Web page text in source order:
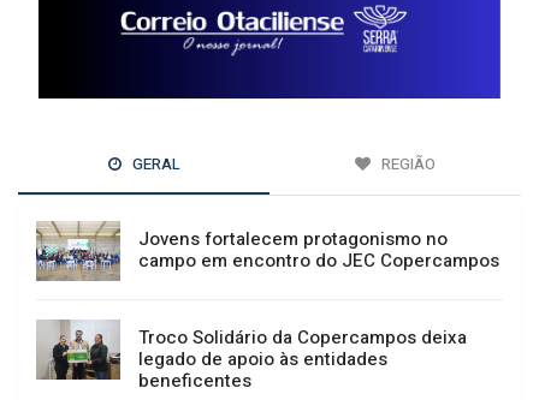
GERAL REGIÃO
Jovens fortalecem protagonismo no
campo em encontro do JEC Copercampos
Troco Solidário da Copercampos deixa
legado de apoio às entidades
beneficentes